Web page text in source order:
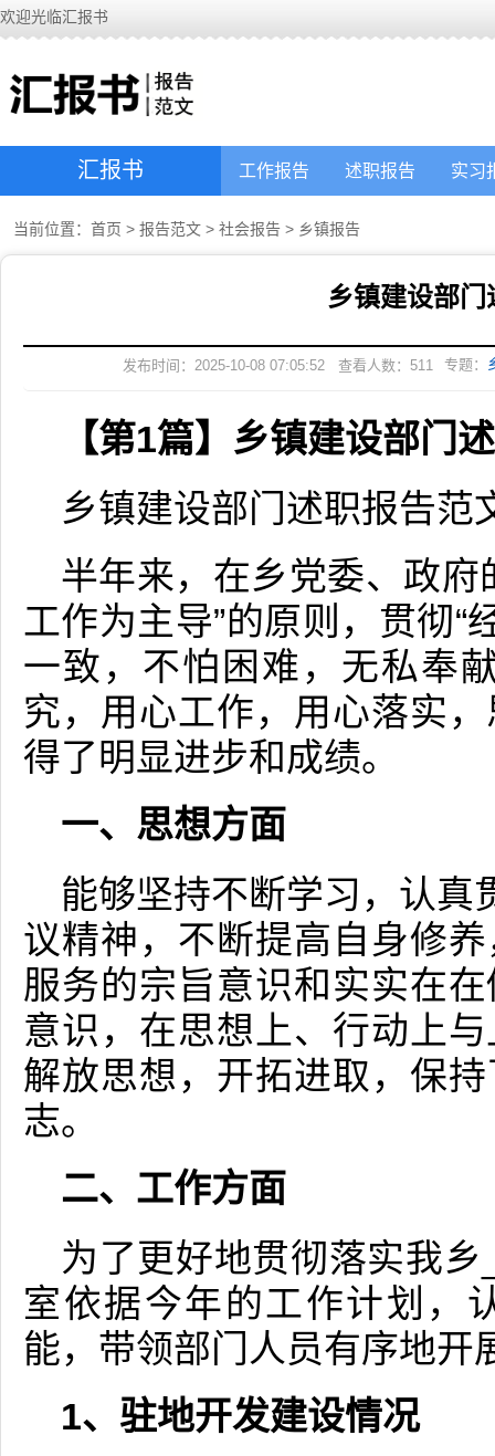
欢迎光临汇报书
汇报书 工作报告 述职报告 实习
当前位置： 首页 > 报告范文 > 社会报告 > 乡镇报告
乡镇建设部
发布时间：2025-10-08 07:05:52 查看人数： 511 专题：
【第1篇】乡镇建设部门
乡镇建设部门述职报告范
半年来，在乡党委、政府
工作为主导”的原则，贯彻“
一致，不怕困难，无私奉
究，用心工作，用心落实
得了明显进步和成绩。
一、思想方面
能够坚持不断学习，认真
议精神，不断提高自身修
服务的宗旨意识和实实在
意识，在思想上、行动上
解放思想，开拓进取，保
志。
二、工作方面
为了更好地贯彻落实我
室依据今年的工作计划，
能，带领部门人员有序地开
1、驻地开发建设情况